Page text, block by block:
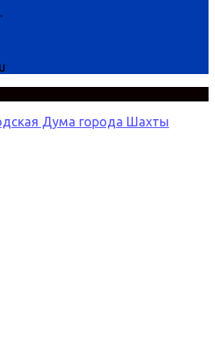
Дума города Шахты